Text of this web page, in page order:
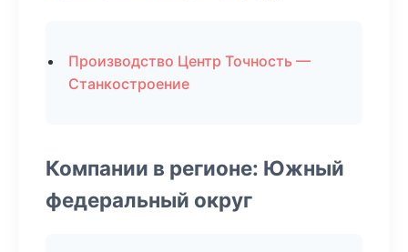
Производство Центр Точность —
Станкостроение
Компании в регионе: Южный
федеральный округ